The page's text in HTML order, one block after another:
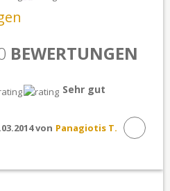
BEWERTUNGEN
Sehr gut
Panagiotis T.
von